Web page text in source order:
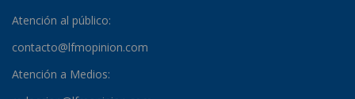
Atención al público:
contacto@lfmopinion.com
Atención a Medios: